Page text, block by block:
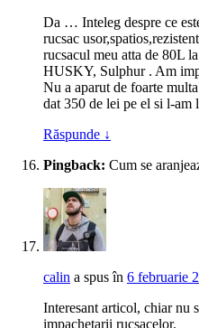
Da … Inteleg despre ce
rucsac
rucsacul meu atta de 80L
HUSKY, Sulphur . Am
Nu a aparut de foarte
dat 350 de lei pe el si l-am
Răspunde ↓
Pingback: Cum se
calin a spusîn 6 februarie
Interesant articol, chiar nu
impachetarii rucsacelor.